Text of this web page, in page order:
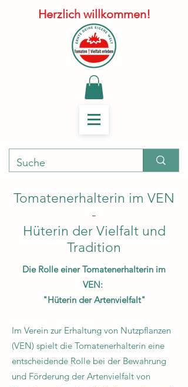
Herzlich willkommen!
Tomatenerhalterin im VEN
-
Hüterin der Vielfalt und
Tradition
Die Rolle einer Tomatenerhalterin im
VEN:
"Hüterin der Artenvielfalt"
Im Verein zur Erhaltung von Nutzpflanzen
(VEN) spielt die Tomatenerhalterin eine
entscheidende Rolle bei der Bewahrung
und Förderung der Artenvielfalt von